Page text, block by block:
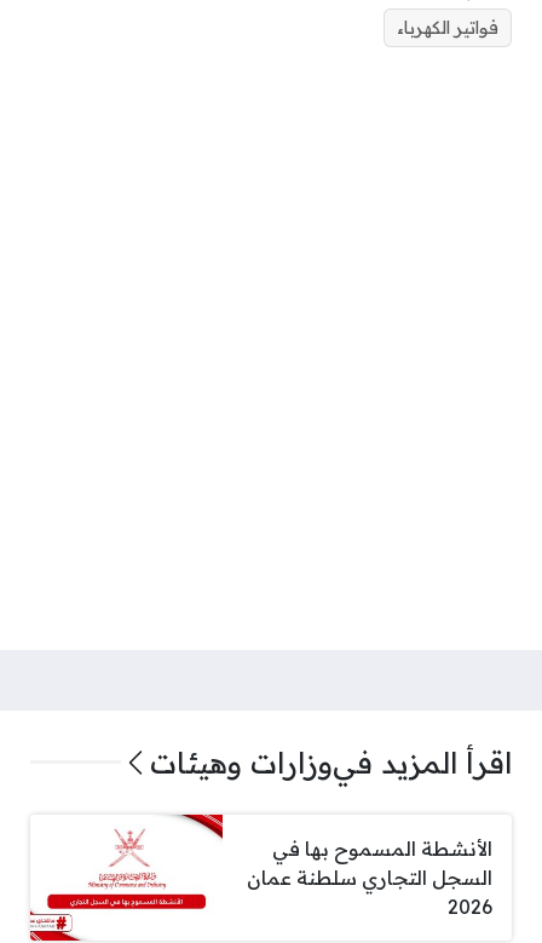
فواتير الكهرباء
اقرأ المزيد فيوزارات وهيئات
الأنشطة المسموح بها في
السجل التجاري سلطنة عمان
2026